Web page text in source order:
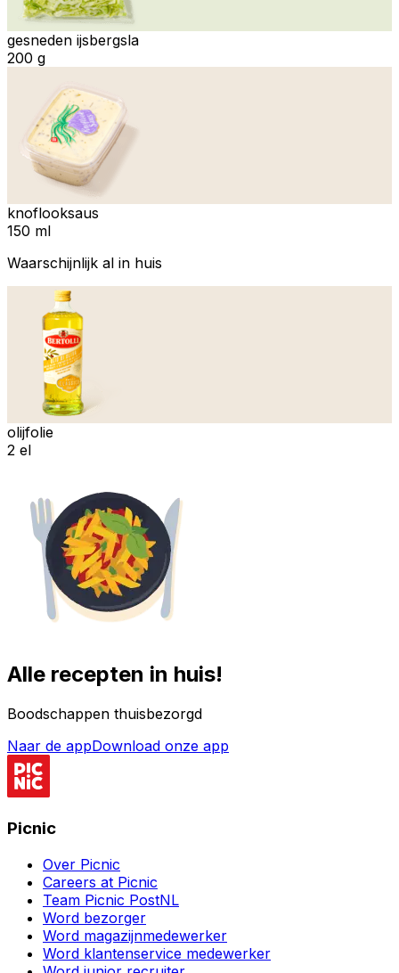
gesneden ijsbergsla
200 g
knoflooksaus
150 ml
Waarschijnlijk al in huis
olijfolie
2 el
Alle recepten in huis!
Boodschappen thuisbezorgd
Naar de appDownload onze app
Picnic
Over Picnic
Careers at Picnic
Team Picnic PostNL
Word bezorger
Word magazijnmedewerker
Word klantenservice medewerker